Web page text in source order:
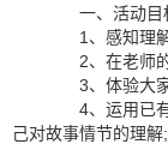
一、活动目
1、感知理解
2、在老师的
3、体验大家
4、运用已有
己对故事情节的理解;